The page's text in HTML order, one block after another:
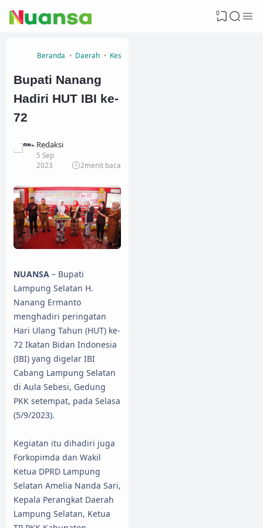
0
Beranda Daerah Kesehatan
Bupati Nanang
Hadiri HUT IBI ke-
72
Redaksi
5 Sep
2023
2menit baca
NUANSA – Bupati
Lampung Selatan H.
Nanang Ermanto
menghadiri peringatan
Hari Ulang Tahun (HUT) ke-
72 Ikatan Bidan Indonesia
(IBI) yang digelar IBI
Cabang Lampung Selatan
di Aula Sebesi, Gedung
PKK setempat, pada Selasa
(5/9/2023).
Kegiatan itu dihadiri juga
Forkopimda dan Wakil
Ketua DPRD Lampung
Selatan Amelia Nanda Sari,
Kepala Perangkat Daerah
Lampung Selatan, Ketua